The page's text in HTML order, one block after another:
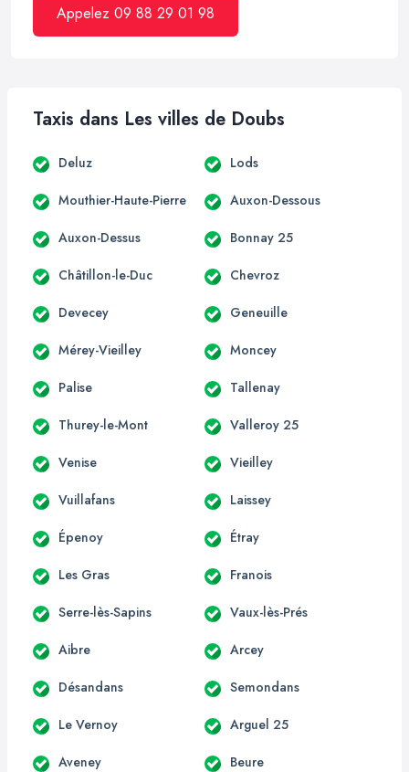
Appelez 09 88 29 01 98
Taxis dans Les villes de Doubs
Deluz Lods
Mouthier-Haute-Pierre Auxon-Dessous
Auxon-Dessus Bonnay 25
Châtillon-le-Duc Chevroz
Devecey Geneuille
Mérey-Vieilley Moncey
Palise Tallenay
Thurey-le-Mont Valleroy 25
Venise Vieilley
Vuillafans Laissey
Épenoy Étray
Les Gras Franois
Serre-lès-Sapins Vaux-lès-Prés
Aibre Arcey
Désandans Semondans
Le Vernoy Arguel 25
Aveney Beure